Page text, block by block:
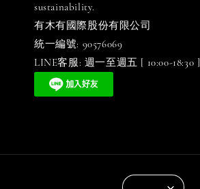
sustainability.
有木有國際股份有限公司
統一編號: 90576069
LINE客服: 週一至週五 [ 10:00-18:30 ]